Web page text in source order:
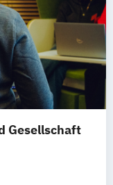
Gesellschaft